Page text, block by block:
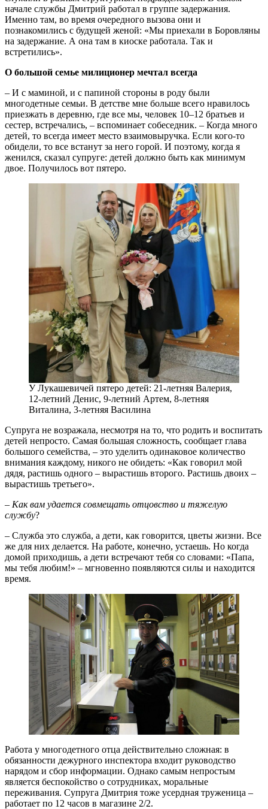
начале службы Дмитрий работал в группе задержания.
Именно там, во время очередного вызова они и
познакомились с будущей женой: «Мы приехали в Боровляны
на задержание. А она там в киоске работала. Так и
встретились».
О большой семье милиционер мечтал всегда
– И с маминой, и с папиной стороны в роду были
многодетные семьи. В детстве мне больше всего нравилось
приезжать в деревню, где все мы, человек 10–12 братьев и
сестер, встречались, – вспоминает собеседник. – Когда много
детей, то всегда имеет место взаимовыручка. Если кого-то
обидели, то все встанут за него горой. И поэтому, когда я
женился, сказал супруге: детей должно быть как минимум
двое. Получилось вот пятеро.
У Лукашевичей пятеро детей: 21-летняя Валерия,
12-летний Денис, 9-летний Артем, 8-летняя
Виталина, 3-летняя Василина
Супруга не возражала, несмотря на то, что родить и воспитать
детей непросто. Самая большая сложность, сообщает глава
большого семейства, – это уделить одинаковое количество
внимания каждому, никого не обидеть: «Как говорил мой
дядя, растишь одного – вырастишь второго. Растишь двоих –
вырастишь третьего».
– Как вам удается совмещать отцовство и тяжелую
службу?
– Служба это служба, а дети, как говорится, цветы жизни. Все
же для них делается. На работе, конечно, устаешь. Но когда
домой приходишь, а дети встречают тебя со словами: «Папа,
мы тебя любим!» – мгновенно появляются силы и находится
время.
Работа у многодетного отца действительно сложная: в
обязанности дежурного инспектора входит руководство
нарядом и сбор информации. Однако самым непростым
является беспокойство о сотрудниках, моральные
переживания. Супруга Дмитрия тоже усердная труженица –
работает по 12 часов в магазине 2/2.